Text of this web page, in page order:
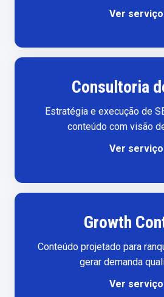
Ver serviço
Consultoria
Estratégia e execução de
conteúdo com visão
Ver serviço
Growth
Conteúdo projetado para
gerar demanda
Ver serviço